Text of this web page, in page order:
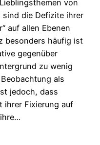
von
sind die Defizite ihrer
auf allen Ebenen
besonders häufig ist
gegenüber
zu wenig
als
jedoch, dass
ihrer Fixierung auf